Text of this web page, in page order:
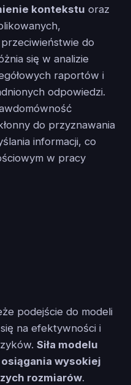
kontekstu oraz
do
się w analizie
raportów i
odpowiedzi.
do przyznawania
informacji, co
w pracy
podejście do modeli
na efektywności i
Siła modelu
wysokiej
rozmiarów.